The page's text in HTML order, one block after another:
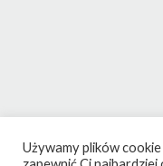
Używamy plików